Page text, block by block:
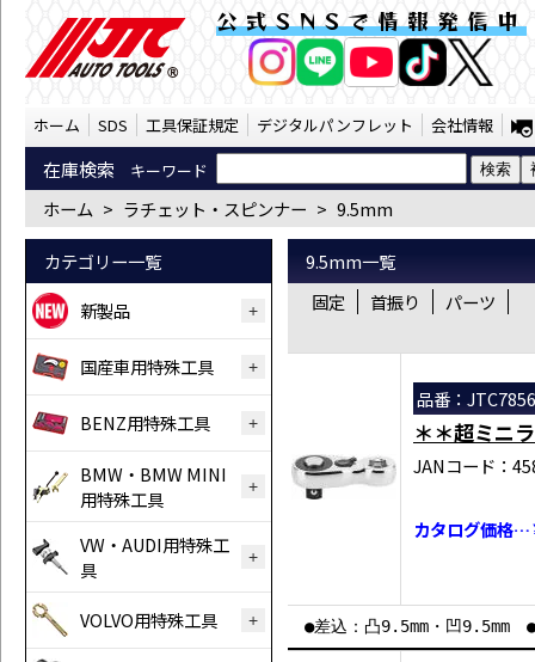
ラチェット・スピンナー 9.5mm
公式SNSで情報発信中
ホーム SDS 工具保証規定 デジタルパンフレット 会社情報
在庫検索 キーワード
ホーム > ラチェット・スピンナー > 9.5mm
カテゴリー一覧
新製品
国産車用特殊工具
BENZ用特殊工具
BMW・BMW MINI
用特殊工具
VW・AUDI用特殊工
具
VOLVO用特殊工具
9.5mm一覧
固定
首振り パーツ
品番：JTC7856
＊＊超ミニ
JANコード：
カタログ価格…
●差込：凸9.5mm・凹9.5mm
AI商品コンシェルジ
オンライン